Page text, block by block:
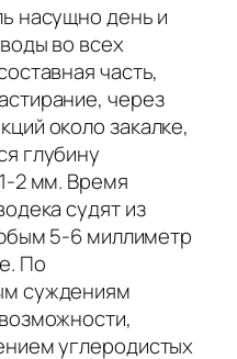
насущно день и
во всех
часть,
через
около закалке,
глубину
2 мм. Время
судят из
5-6 миллиметр
По
суждениям
углеродистых